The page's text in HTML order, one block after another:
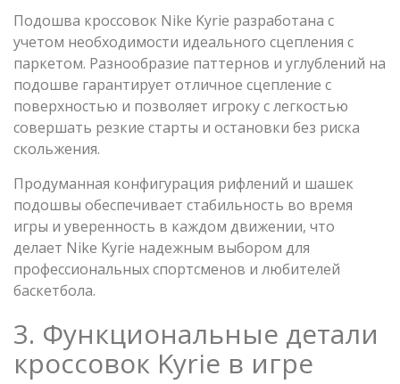
Подошва кроссовок Nike Kyrie разработана с
учетом необходимости идеального сцепления с
паркетом. Разнообразие паттернов и углублений на
подошве гарантирует отличное сцепление с
поверхностью и позволяет игроку с легкостью
совершать резкие старты и остановки без риска
скольжения.
Продуманная конфигурация рифлений и шашек
подошвы обеспечивает стабильность во время
игры и уверенность в каждом движении, что
делает Nike Kyrie надежным выбором для
профессиональных спортсменов и любителей
баскетбола.
3. Функциональные детали
кроссовок Kyrie в игре